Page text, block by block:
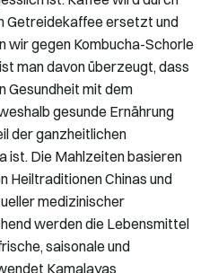
Getreidekaffee ersetzt und
wir gegen Kombucha-Schorle
Gesundheit mit dem
gesunde Ernährung
der ganzheitlichen
ist. Die Mahlzeiten basieren
Heiltraditionen Chinas und
medizinischer
werden die Lebensmittel
saisonale und